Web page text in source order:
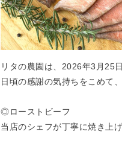
リタの農園は、2026年3月25
日頃の感謝の気持ちをこめて
◎ローストビーフ
当店のシェフが丁寧に焼き上